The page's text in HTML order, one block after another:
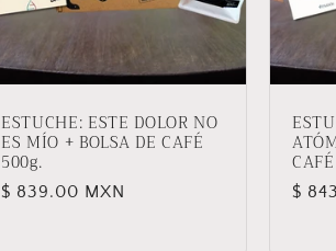
ESTUCHE: ESTE DOLOR NO
ES MÍO + BOLSA DE CAFÉ
500g.
Precio
$ 839.00 MXN $